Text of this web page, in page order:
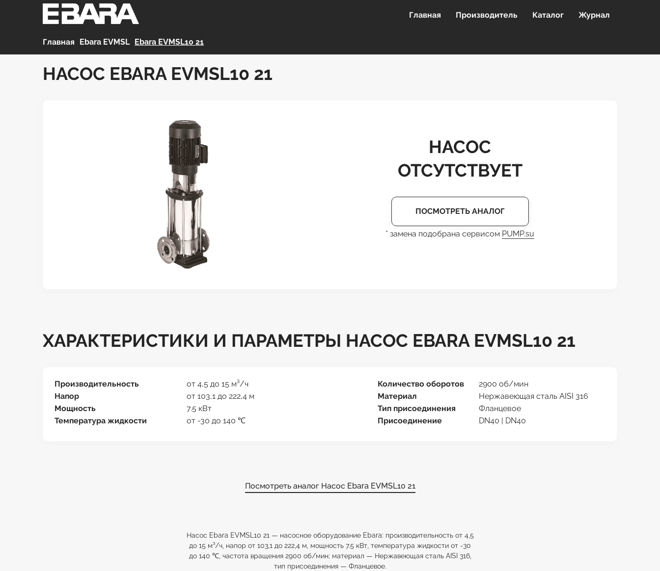
Главная Производитель Каталог Журнал
Главная Ebara EVMSL> Ebara EVMSL10 21
НАСОС EBARA EVMSL10 21
НАСОС
ОТСУТСТВУЕТ
ПОСМОТРЕТЬ АНАЛОГ
* замена подобрана сервисом PUMP.su
ХАРАКТЕРИСТИКИ И ПАРАМЕТРЫ НАСОС EBARA EVMSL10 21
Производительность
от 4,5 до 15 м³/ч
Напор
от 103,1 до 222,4 м
Мощность
7.5 кВт
Температура жидкости
от -30 до 140 ℃
Количество оборотов
2900 об/мин
Материал
Нержавеющая сталь AISI 316
Тип присоединения
Фланцевое
Присоединение
DN40 | DN40
Посмотреть аналог Насос Ebara EVMSL10 21
Насос Ebara EVMSL10 21 — насосное оборудование Ebara: производительность от 4,5
до 15 м³/ч, напор от 103,1 до 222,4 м, мощность 7.5 кВт, температура жидкости от -30
до 140 ℃, частота вращения 2900 об/мин; материал — Нержавеющая сталь AISI 316,
тип присоединения — Фланцевое.